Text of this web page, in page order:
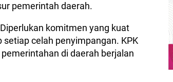
pemerintah daerah.
komitmen yang kuat
celah penyimpangan. KPK
di daerah berjalan